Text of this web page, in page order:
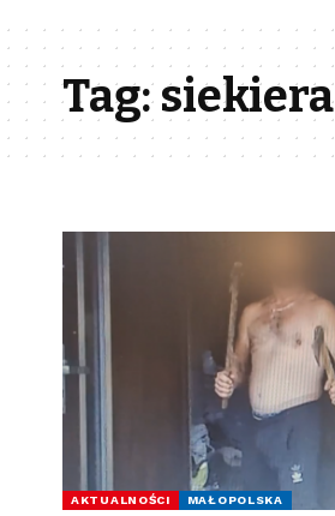
Tag:siekiera
AKTUALNOŚCI MAŁOPOLSKA